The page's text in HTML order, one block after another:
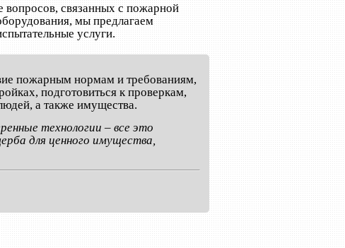
связанных с пожарной
мы предлагаем
услуги.
пожарным нормам и требованиям,
подготовиться к проверкам,
а также имущества.
технологии – все это
для ценного имущества,